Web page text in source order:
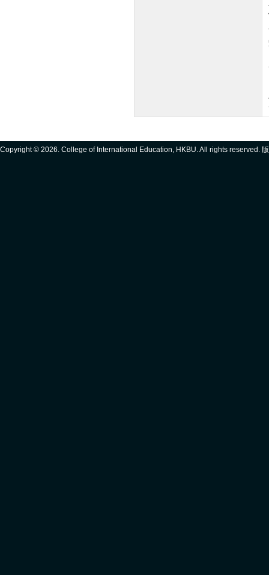
Copyright © 2026. College of International Education, HKBU. All rights reserved.